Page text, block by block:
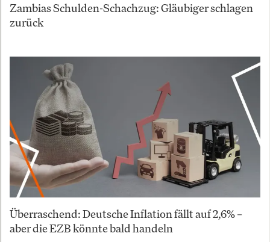
Zambias Schulden-Schachzug: Gläubiger schlagen
zurück
Überraschend: Deutsche Inflation fällt auf 2,6% –
aber die EZB könnte bald handeln